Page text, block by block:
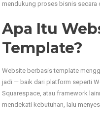
mendukung proses bisnis secara
Apa Itu
Template?
Website berbasis template
jadi — baik dari platform seperti
Squarespace, atau framework
mendekati kebutuhan, lalu